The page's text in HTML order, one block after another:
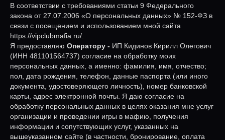
В соответствии с требованиями статьи 9 Федерального
закона от 27.07.2006 «О персональных данных» № 152-ФЗ в
связи с посещением и использованием мной сайта
https://vipclubmafia.ru/.
Я предоставляю Оператору - ИП Кидинов Кирилл Олегович
(ИНН 481101564737) согласие на обработку моих
персональных данных, а именно: фамилия, имя, отчество;
пол, дата рождения, телефон, данные паспорта (или иного
документа, удостоверяющего личность), номер банковской
карты, адрес электронной почты. Я даю согласие на
обработку персональных данных в целях оказания мне услуг
организации и проведении игры в мафию, получения
информации и сопутствующих услуг, указанных на
вышеуказанном сайте (в частности, бронирование, оплата